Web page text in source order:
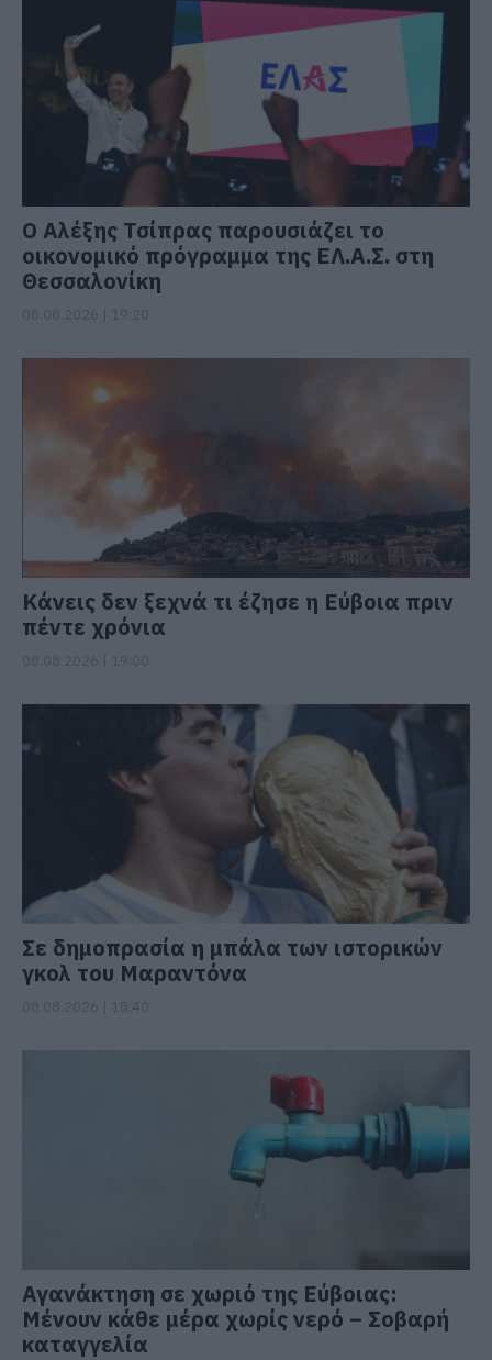
Ο Αλέξης Τσίπρας παρουσιάζει το
οικονομικό πρόγραμμα της ΕΛ.Α.Σ. στη
Θεσσαλονίκη
Κάνεις δεν ξεχνά τι έζησε η Εύβοια πριν
πέντε χρόνια
Σε δημοπρασία η μπάλα των ιστορικών
γκολ του Μαραντόνα
Αγανάκτηση σε χωριό της Εύβοιας:
Μένουν κάθε μέρα χωρίς νερό – Σοβαρή
καταγγελία